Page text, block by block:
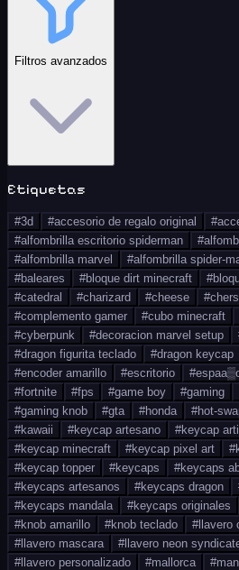
Filtros avanzados
Etiquetas
#3d #accesorio de regalo original #
#alfombrilla escritorio spiderman #
#alfombrilla marvel #alfombrilla spider-
#baleares #bloque dirt minecraft #
#catedral #charizard #cheese #
#complemento gamer #cubo minecraft
#cyberpunk #decoracion marvel setup
#dragon figurita teclado #dragon keycap
#encoder amarillo #escritorio #
#fortnite #fps #game boy #gaming
#gaming knob #gta #honda #hot-
#kawaii #keycap artesano #keycap
#keycap minecraft #keycap pixel art #
#keycap topper #keycaps #keycaps
#keycaps artesanos #keycaps dragon
#keycaps mandala #keycaps originales
#knob amarillo #knob teclado #
# llavero mascara # llavero neon
# llavero personalizado #mallorca #